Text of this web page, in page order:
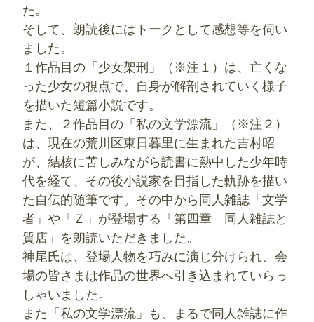
た。
そして、朗読後にはトークとして感想等を伺い
ました。
１作品目の「少女架刑」（※注１）は、亡くな
った少女の視点で、自身が解剖されていく様子
を描いた短篇小説です。
また、２作品目の「私の文学漂流」（※注２）
は、現在の荒川区東日暮里に生まれた吉村昭
が、結核に苦しみながら読書に熱中した少年時
代を経て、その後小説家を目指した軌跡を描い
た自伝的随筆です。その中から同人雑誌「文学
者」や「Ｚ」が登場する「第四章 同人雑誌と
質店」を朗読いただきました。
神尾氏は、登場人物を巧みに演じ分けられ、会
場の皆さまは作品の世界へ引き込まれていらっ
しゃいました。
また「私の文学漂流」も、まるで同人雑誌に作